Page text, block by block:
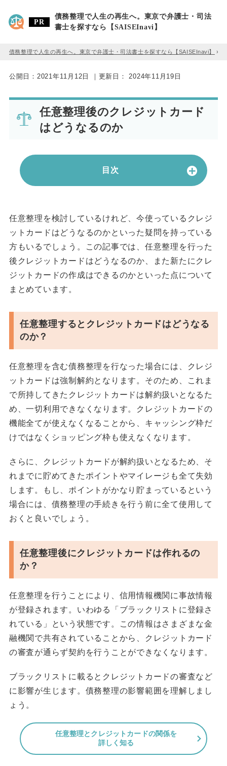
債務整理で人生の再生へ。東京で弁護士・司法
書士を探すなら【SAISEInavi】
債務整理で人生の再生へ。東京で弁護士・司法書士を探すなら【SAISEInavi】 »
公開日： 2021年11月12日 ｜更新日：2024年11月19日
任意整理後のクレジットカード
はどうなるのか
目次
任意整理を検討しているけれど、今使っているクレジ
ットカードはどうなるのかといった疑問を持っている
方もいるでしょう。この記事では、任意整理を行った
後クレジットカードはどうなるのか、また新たにクレ
ジットカードの作成はできるのかといった点について
まとめています。
任意整理するとクレジットカードはどうなる
のか？
任意整理を含む債務整理を行なった場合には、クレジ
ットカードは強制解約となります。そのため、これま
で所持してきたクレジットカードは解約扱いとなるた
め、一切利用できなくなります。クレジットカードの
機能全てが使えなくなることから、キャッシング枠だ
けではなくショッピング枠も使えなくなります。
さらに、クレジットカードが解約扱いとなるため、そ
れまでに貯めてきたポイントやマイレージも全て失効
します。もし、ポイントがかなり貯まっているという
場合には、債務整理の手続きを行う前に全て使用して
おくと良いでしょう。
任意整理後にクレジットカードは作れるの
か？
任意整理を行うことにより、信用情報機関に事故情報
が登録されます。いわゆる「ブラックリストに登録さ
れている」という状態です。この情報はさまざまな金
融機関で共有されていることから、クレジットカード
の審査が通らず契約を行うことができなくなります。
ブラックリストに載るとクレジットカードの審査など
に影響が生じます。債務整理の影響範囲を理解しまし
ょう。
任意整理とクレジットカードの関係を
詳しく知る